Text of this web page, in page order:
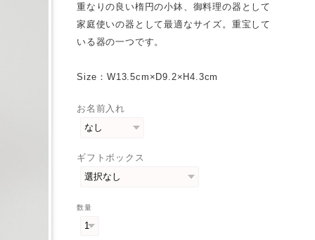
重なりの良い楕円の小鉢、御料理の器として
家庭使いの器として最適なサイズ。重宝して
いる器の一つです。
Size：W13.5cm×D9.2×H4.3cm
お名前入れ
ギフトボックス
数量